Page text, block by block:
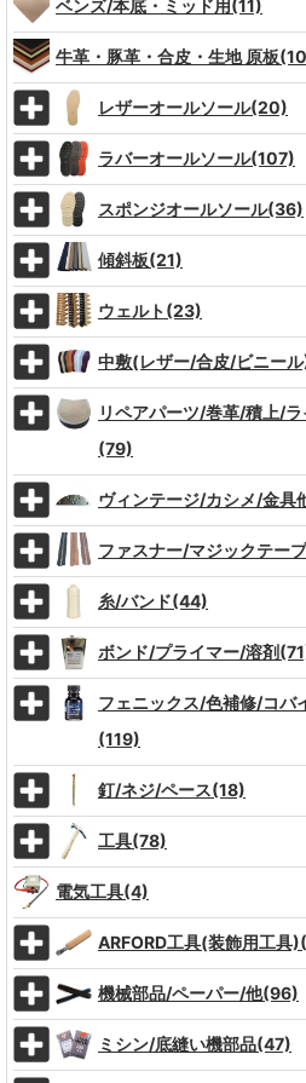
ベンズ/本底・ミッド用(11)
牛革・豚革・合皮・生地 原板
レザーオールソール(20)
ラバーオールソール(107)
スポンジオールソール(36)
傾斜板(21)
ウェルト(23)
中敷(レザー/合皮/ビニー
リペアパーツ/巻革/積上/
(79)
ヴィンテージ/カシメ/金具
ファスナー/マジックテー
糸/バンド(44)
ボンド/プライマー/溶剤
フェニックス/色補修/コバ
(119)
釘/ネジ/ペース(18)
工具(78)
電気工具(4)
ARFORD工具(装飾用工具
機械部品/ペーパー/他(96)
ミシン/底縫い機部品(47)